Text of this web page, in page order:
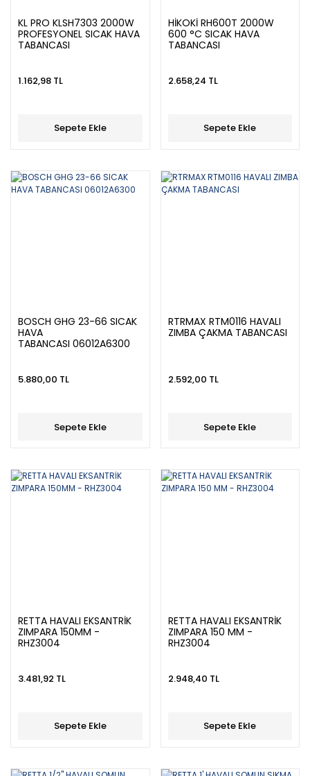
KL PRO KLSH7303 2000W
PROFESYONEL SICAK HAVA
TABANCASI
1.162,98 TL
Sepete Ekle
HİKOKİ RH600T 2000W
600 °C SICAK HAVA
TABANCASI
2.658,24 TL
Sepete Ekle
BOSCH GHG 23-66 SICAK
HAVA
TABANCASI 06012A6300
5.880,00 TL
Sepete Ekle
RTRMAX RTM0116 HAVALI
ZIMBA ÇAKMA TABANCASI
2.592,00 TL
Sepete Ekle
RETTA HAVALI EKSANTRİK
ZIMPARA 150MM -
RHZ3004
3.481,92 TL
Sepete Ekle
RETTA HAVALI EKSANTRİK
ZIMPARA 150 MM -
RHZ3004
2.948,40 TL
Sepete Ekle